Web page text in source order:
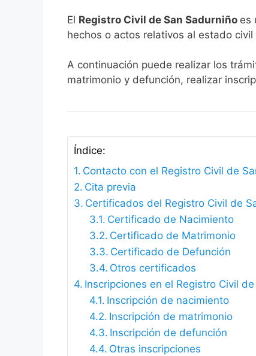
El Registro Civil de San Sadurniño es
hechos o actos relativos al estado
A continuación puede realizar los
matrimonio y defunción, realizar
Índice:
Contacto con el Registro Civil de
Cita previa
Certificados del Registro Civil de
Certificado de Nacimiento
Certificado de Matrimonio
Certificado de Defunción
Otros certificados
Inscripciones en el Registro Civil
Inscripción de nacimiento
Inscripción de matrimonio
Inscripción de defunción
Otras inscripciones